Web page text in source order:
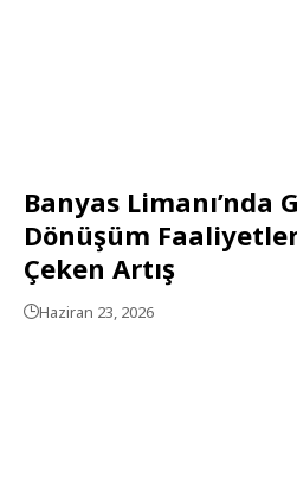
Banyas Limanı’nda
Dönüşüm
Çeken Artış
Haziran 23, 2026